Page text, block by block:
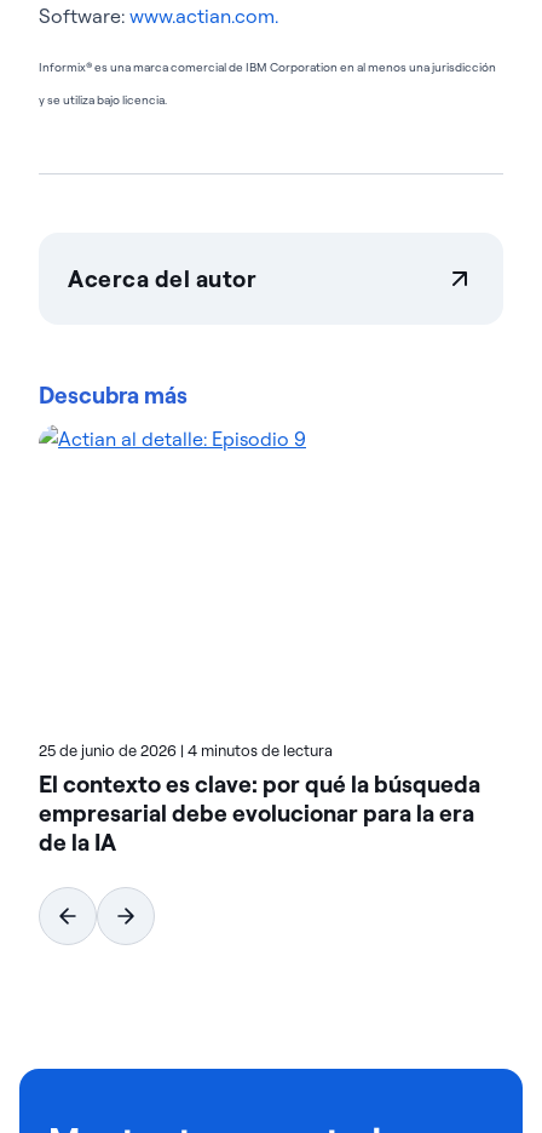
Software: www.actian.com.
Informix® es una marca comercial de IBM Corporation en al menos una jurisdicción
y se utiliza bajo licencia.
Acerca del autor
de la plataforma de datos en el borde más sólida
Goldman Sachs, Tahiya se especializa en crear
Descubra más
25 de junio de 2026 | 4 minutos de lectura
El contexto es clave: por qué la búsqueda
empresarial debe evolucionar para la era
de la IA